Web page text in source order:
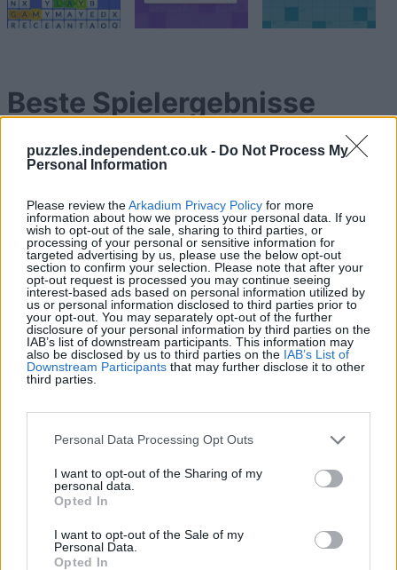
puzzles.independent.co.uk - Do Not Process My
Personal Information
Please review theArkadium Privacy Policy for more
information about how we process your personal data. If you
wish to opt-out of the sale, sharing to third parties, or
processing of your personal or sensitive information for
targeted advertising by us, please use the below opt-out
section to confirm your selection. Please note that after your
opt-out request is processed you may continue seeing
interest-based ads based on personal information utilized by
us or personal information disclosed to third parties prior to
your opt-out. You may separately opt-out of the further
disclosure of your personal information by third parties on the
IAB’s list of downstream participants. This information may
also be disclosed by us to third parties on the IAB’s List of
Downstream Participants that may further disclose it to other
third parties.
Personal Data Processing Opt Outs
I want to opt-out of the Sharing of my
personal data.
Opted In
I want to opt-out of the Sale of my
Personal Data.
Opted In
Beste Spielergebnisse
Da kannst du sein LOGIN
1 SplendidGenius434 114,520
2 shiroi 112,030
3
Helmet cheese980